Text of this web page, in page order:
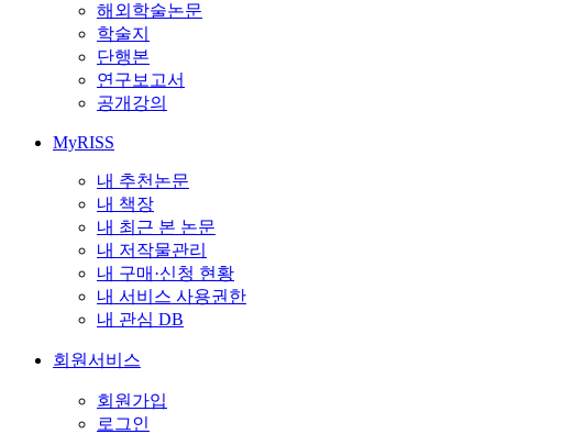
해외학술논문
학술지
단행본
연구보고서
공개강의
MyRISS
내 추천논문
내 책장
내 최근 본 논문
내 저작물관리
내 구매·신청 현황
내 서비스 사용권한
내 관심 DB
회원서비스
회원가입
로그인